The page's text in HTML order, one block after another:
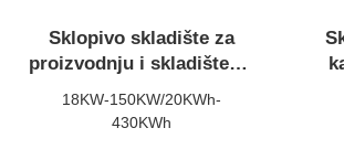
Sklopivo skladište za
proizvodnju i skladištenje
18KW-150KW/20KWh-
430KWh